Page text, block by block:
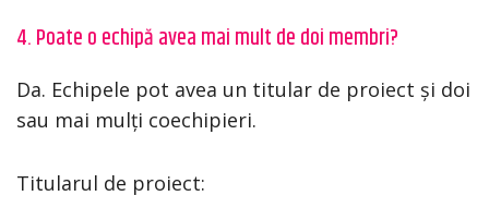
4. Poate o echipă avea mai mult de doi membri?
Da. Echipele pot avea un titular de proiect și doi
sau mai mulți coechipieri.
Titularul de proiect: